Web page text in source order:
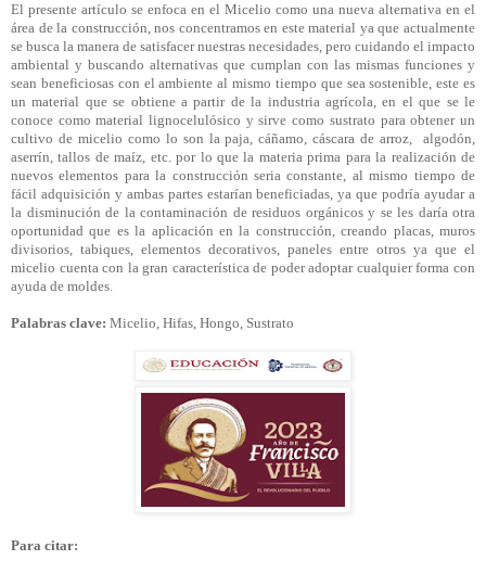
El presente artículo se enfoca en el Micelio como una nueva alternativa en el
área de la construcción, nos concentramos en este material ya que actualmente
se busca la manera de satisfacer nuestras necesidades, pero cuidando el impacto
ambiental y buscando alternativas que cumplan con las mismas funciones y
sean beneficiosas con el ambiente al mismo tiempo que sea sostenible, este es
un material que se obtiene a partir de la industria agrícola, en el que se le
conoce como material lignocelulósico y sirve como sustrato para obtener un
cultivo de micelio como lo son la paja, cáñamo, cáscara de arroz, algodón,
aserrín, tallos de maíz, etc. por lo que la materia prima para la realización de
nuevos elementos para la construcción seria constante, al mismo tiempo de
fácil adquisición y ambas partes estarían beneficiadas, ya que podría ayudar a
la disminución de la contaminación de residuos orgánicos y se les daría otra
oportunidad que es la aplicación en la construcción, creando placas, muros
divisorios, tabiques, elementos decorativos, paneles entre otros ya que el
micelio cuenta con la gran característica de poder adoptar cualquier forma con
ayuda de moldes.
Palabras clave: Micelio, Hifas, Hongo, Sustrato
Para citar: